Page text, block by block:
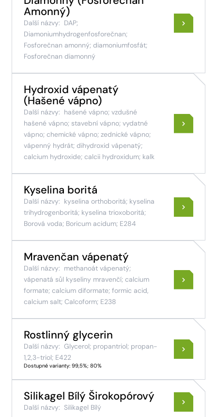
Amonný)
Další názvy: DAP;
Diamoniumhydrogenfosforečnan;
Fosforečnan amonný; diamoniumfosfát;
Fosforečnan diamonný
Hydroxid vápenatý
(Hašené vápno)
Další názvy: hašené vápno; vzdušné
hašené vápno; stavební vápno; vydatné
vápno; chemické vápno; zednické vápno;
vápenný hydrát; dihydroxid vápenatý;
calcium hydroxide; calcii hydroxidum; kalk
Kyselina boritá
Další názvy: kyselina orthoboritá; kyselina
trihydrogenboritá; kyselina trioxoboritá;
Borová voda; Boricum acidum; E284
Mravenčan vápenatý
Další názvy: methanoát vápenatý;
vápenatá sůl kyseliny mravenčí; calcium
formate; calcium diformate; formic acid,
calcium salt; Calcoform; E238
Rostlinný glycerin
Další názvy: Glycerol; propantriol; propan-
1,2,3-triol; E422
Dostupné varianty: 99,5%; 80%
Silikagel Bílý Širokopórový
Další názvy: Silikagel Bílý